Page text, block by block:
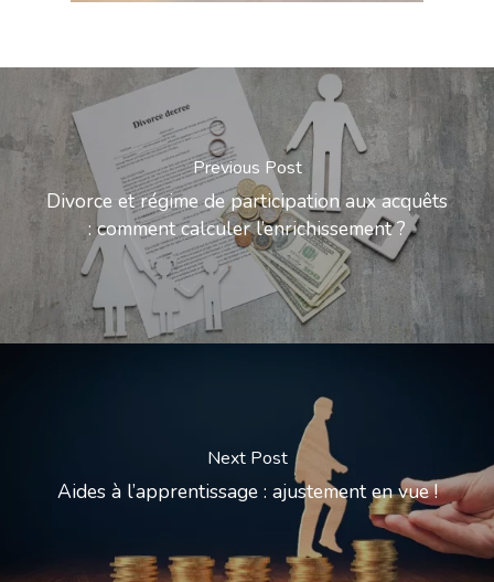
Previous Post
Divorce et régime de participation aux acquêts
: comment calculer l’enrichissement ?
Next Post
Aides à l’apprentissage : ajustement en vue !